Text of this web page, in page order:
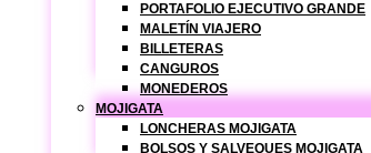
PORTAFOLIO EJECUTIVO GRANDE
MALETÍN VIAJERO
BILLETERAS
CANGUROS
MONEDEROS
MOJIGATA
LONCHERAS MOJIGATA
BOLSOS Y SALVEQUES MOJIGATA